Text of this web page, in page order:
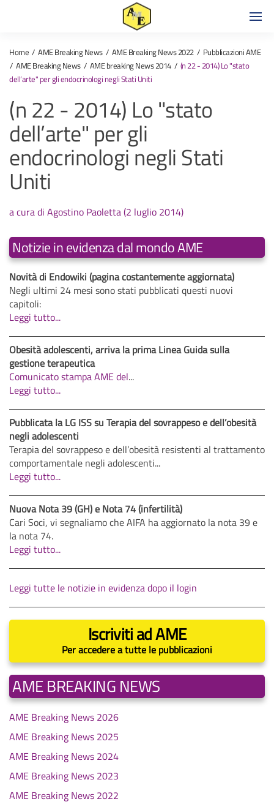
Home AME Breaking News AME Breaking News 2022
Pubblicazioni AME
AME Breaking News
AME breaking News 2014
(n 22 - 2014) Lo "stato
dell’arte" per gli endocrinologi negli Stati Uniti
(n 22 - 2014) Lo "stato
dell’arte" per gli
endocrinologi negli Stati
Uniti
a cura di Agostino Paoletta (2 luglio 2014)
Notizie in evidenza dal mondo AME
Novità di Endowiki (pagina costantemente aggiornata)
Negli ultimi 24 mesi sono stati pubblicati questi nuovi
capitoli:
Leggi tutto...
Obesità adolescenti, arriva la prima Linea Guida sulla
gestione terapeutica
Comunicato stampa AME del...
Leggi tutto...
Pubblicata la LG ISS su Terapia del sovrappeso e dell’obesità
negli adolescenti
Terapia del sovrappeso e dell’obesità resistenti al trattamento
comportamentale negli adolescenti...
Leggi tutto...
Nuova Nota 39 (GH) e Nota 74 (infertilità)
Cari Soci, vi segnaliamo che AIFA ha aggiornato la nota 39 e
la nota 74.
Leggi tutto...
Leggi tutte le notizie in evidenza dopo il login
Iscriviti ad AME
Per accedere a tutte le pubblicazioni
AME BREAKING NEWS
AME Breaking News 2026
AME Breaking News 2025
AME Breaking News 2024
AME Breaking News 2023
AME Breaking News 2022